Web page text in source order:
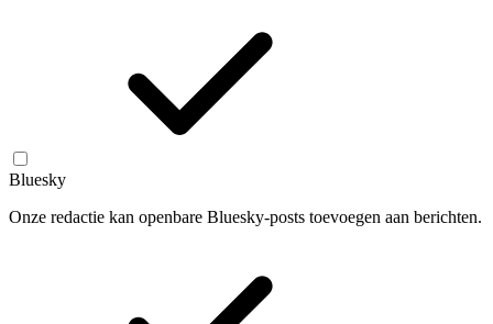
Bluesky
Onze redactie kan openbare Bluesky-posts toevoegen aan berichten.